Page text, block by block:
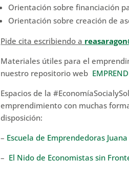
Orientación sobre financiación
Orientación sobre creación de
Pide cita escribiendo a
Materiales útiles para el
nuestro repositorio web
Espacios de la
emprendimiento con muchas
disposición:
– Escuela de Emprendedoras
– El Nido de Economistas sin